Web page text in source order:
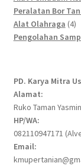
Peralatan Bor
Alat Olahraga 44
Pengolahan
PD. Karya Mitra
Alamat:
Ruko Taman
HP/WA:
082110947171
Email: